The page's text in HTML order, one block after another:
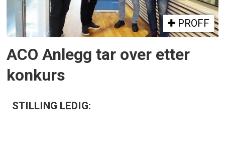
PROFF
ACO Anlegg tar over etter
konkurs
STILLING LEDIG: